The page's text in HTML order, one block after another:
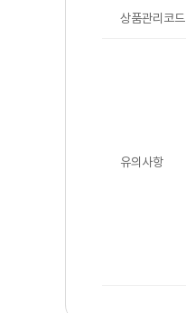
상품관리코드
유의사항